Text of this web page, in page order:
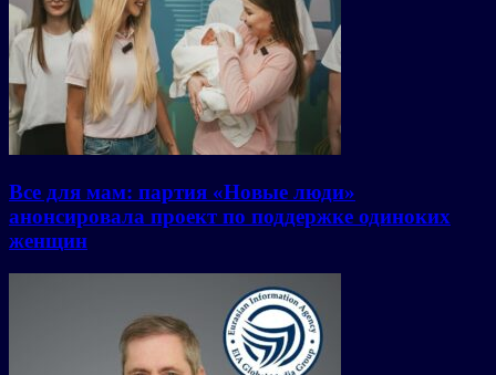
Все для мам: партия «Новые люди»
анонсировала проект по поддержке одиноких
женщин